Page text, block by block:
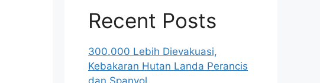
Recent Posts
300.000 Lebih Dievakuasi,
Kebakaran Hutan Landa Perancis
dan Spanyol